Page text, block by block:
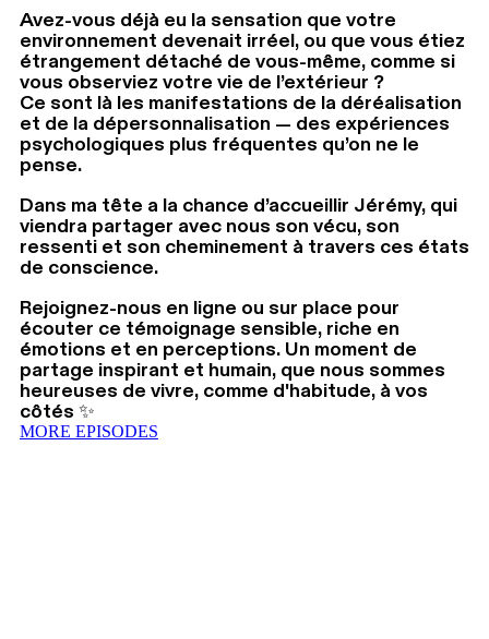
Avez-vous déjà eu la sensation que votre
environnement devenait irréel, ou que vous étiez
étrangement détaché de vous-même, comme si
vous observiez votre vie de l’extérieur ?
Ce sont là les manifestations de la déréalisation
et de la dépersonnalisation — des expériences
psychologiques plus fréquentes qu’on ne le
pense.
Dans ma tête a la chance d’accueillir Jérémy, qui
viendra partager avec nous son vécu, son
ressenti et son cheminement à travers ces états
de conscience.
Rejoignez-nous en ligne ou sur place pour
écouter ce témoignage sensible, riche en
émotions et en perceptions. Un moment de
partage inspirant et humain, que nous sommes
heureuses de vivre, comme d'habitude, à vos
côtés ✨
MORE EPISODES